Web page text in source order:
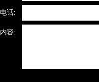
电话:
内容: